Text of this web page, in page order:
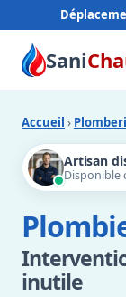
Sani
Accueil ›
Artisan
Disponible
inutile